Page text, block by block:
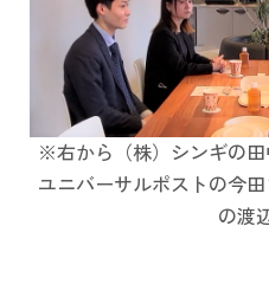
※右から（株）シンギの田
ユニバーサルポストの今
の渡